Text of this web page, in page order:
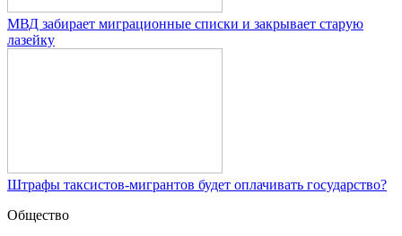
МВД забирает миграционные списки и закрывает старую
лазейку
Штрафы таксистов-мигрантов будет оплачивать государство?
Общество